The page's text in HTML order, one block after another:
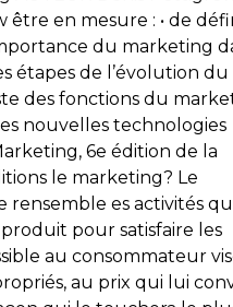
être en mesure : • de
du marketing
étapes de l’évolution du
des fonctions du
nouvelles technologies
6e édition de la
le marketing? Le
rensemble es activités
pour satisfaire les
au consommateur
au prix qui lui